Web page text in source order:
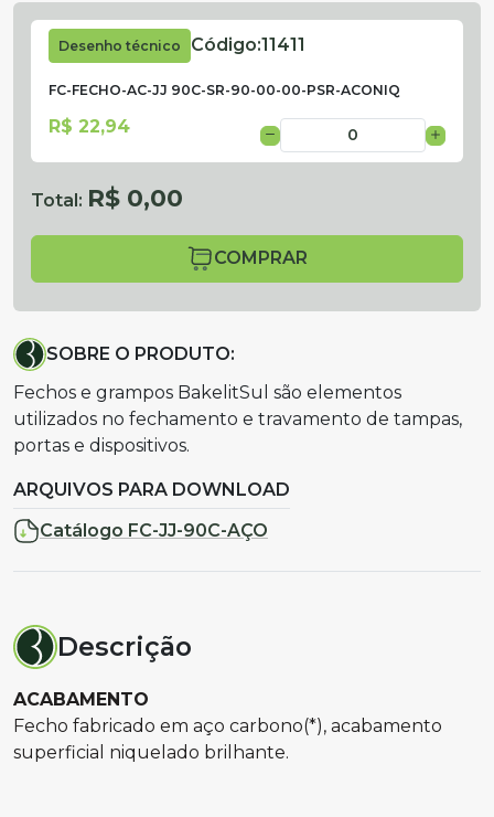
Desenho técnico Código:11411
FC-FECHO-AC-JJ 90C-SR-90-00-00-PSR-ACONIQ
R$ 22,94
Total: R$ 0,00
COMPRAR
SOBRE O PRODUTO:
Fechos e grampos BakelitSul são elementos
utilizados no fechamento e travamento de tampas,
portas e dispositivos.
ARQUIVOS PARA DOWNLOAD
Catálogo FC-JJ-90C-AÇO
Descrição
ACABAMENTO
Fecho fabricado em aço carbono(*), acabamento
superficial niquelado brilhante.